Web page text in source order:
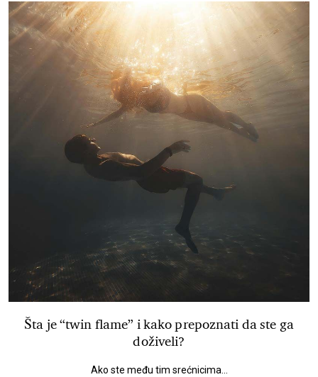
Šta je “twin flame” i kako prepoznati da ste ga
doživeli?
Ako ste među tim srećnicima...